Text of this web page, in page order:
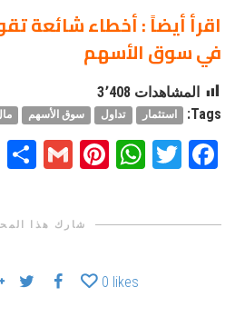
اقرأ أيضاً :أخطاء شائعة
في سوق الأسهم
المشاهدات 3٬408
Tags:
استثمار تداول سوق الأسهم
Facebook
Twitter
WhatsApp
شارك هذا
0 likes